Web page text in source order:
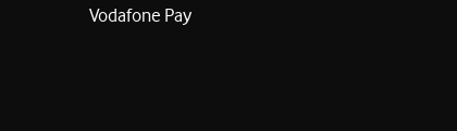
Vodafone Pay